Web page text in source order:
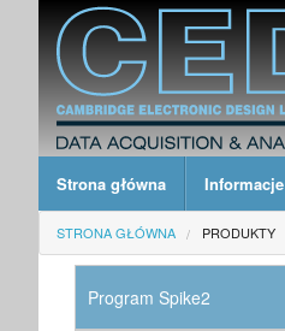
Strona główna Informacje
STRONA GŁÓWNA PRODUKTY
Program Spike2